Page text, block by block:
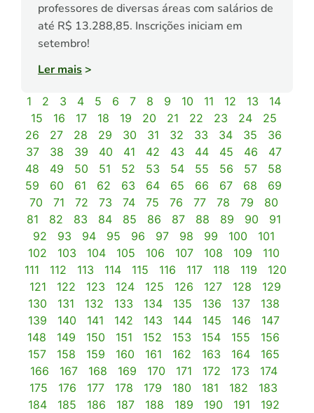
professores de diversas áreas com salários de
até R$ 13.288,85. Inscrições iniciam em
setembro!
Ler mais>
1 2 3 4 5 6 7 8 9 10 11 12 13
14
15
16 17 18 19 20 21 22 23 24
25
26
27 28 29 30 31 32 33 34 35
36
37
38 39 40 41 42 43 44 45 46
47
48
49 50 51 52 53 54 55 56 57
58
59
60 61 62 63 64 65 66 67 68
69
70
71 72 73 74 75 76 77 78 79
80
81
82 83 84 85 86 87 88 89 90
91
92
93 94 95 96 97 98 99 100
101
102
103 104 105 106 107 108 109
110
111
112 113 114 115 116 117 118 119
120
121
122 123 124 125 126 127 128
129
130
131 132 133 134 135 136 137
138
139
140 141 142 143 144 145 146
147
148
149 150 151 152 153 154 155
156
157
158 159 160 161 162 163 164
165
166
167 168 169 170 171 172 173
174
175
176 177 178 179 180 181 182
183
184
185 186 187 188 189 190 191
192